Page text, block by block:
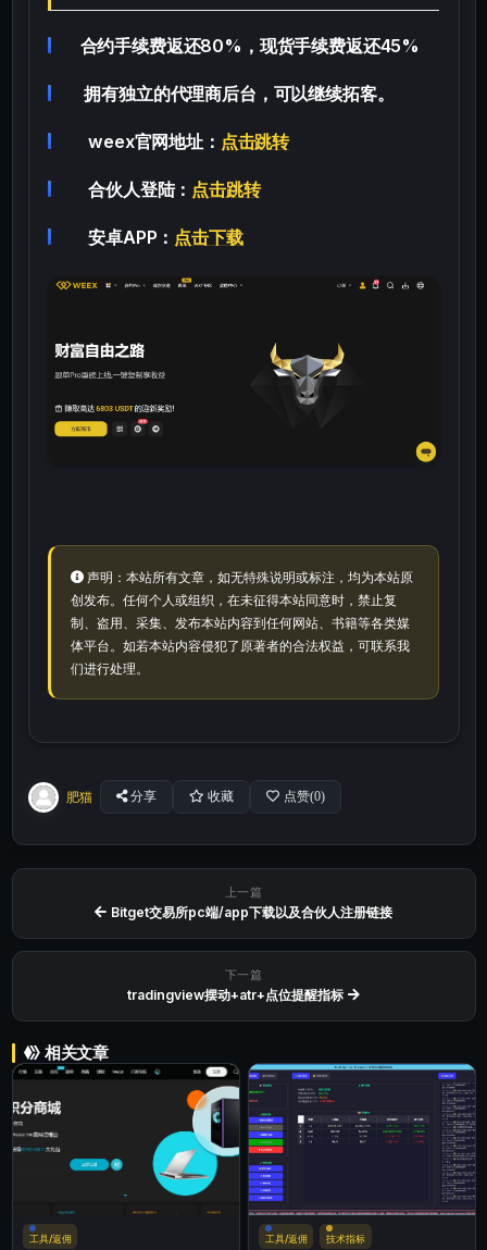
合约手续费返还80%，现货手续费返还45%
拥有独立的代理商后台，可以继续拓客。
weex官网地址： 点击跳转
合伙人登陆： 点击跳转
安卓APP： 点击下载
声明：本站所有文章，如无特殊说明或标注，均为本站原
创发布。任何个人或组织，在未征得本站同意时，禁止复
制、盗用、采集、发布本站内容到任何网站、书籍等各类媒
体平台。如若本站内容侵犯了原著者的合法权益，可联系我
们进行处理。
肥猫 分享 收藏 点赞(0)
上一篇
Bitget交易所pc端/app下载以及合伙人注册链接
下一篇
tradingview摆动+atr+点位提醒指标
相关文章
工具/返佣 工具/返佣 技术指标